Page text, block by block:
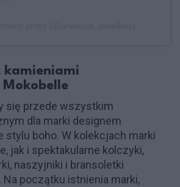
kamieniami
się przede wszystkim
dla marki designem
stylu boho. W kolekcjach marki
jak i spektakularne kolczyki,
naszyjniki i bransoletki
początku istnienia marki,